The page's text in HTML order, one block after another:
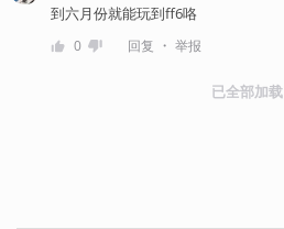
到六月份就能玩到ff6咯
0 回复 ・ 举报
已全部加载